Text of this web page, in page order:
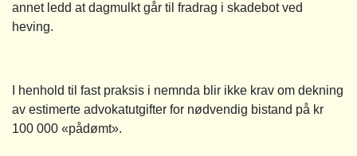
annet ledd at dagmulkt går til fradrag i skadebot ved
heving.
I henhold til fast praksis i nemnda blir ikke krav om dekning
av estimerte advokatutgifter for nødvendig bistand på kr
100 000 «pådømt».